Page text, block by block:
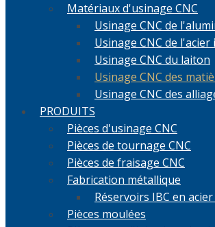
Matériaux d'usinage CNC
Usinage CNC de
Usinage CNC de l'acier
Usinage CNC du laiton
Usinage CNC des
Usinage CNC des
PRODUITS
Pièces d'usinage CNC
Pièces de tournage CNC
Pièces de fraisage CNC
Fabrication métallique
Réservoirs IBC en
Pièces moulées